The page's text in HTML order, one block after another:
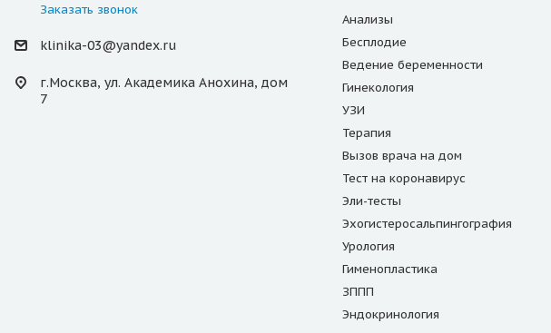
Заказать звонок
klinika-03@yandex.ru
г.Москва, ул. Академика Анохина, дом
7
Анализы
Бесплодие
Ведение беременности
Гинекология
УЗИ
Терапия
Вызов врача на дом
Тест на коронавирус
Эли-тесты
Эхогистеросальпингография
Урология
Гименопластика
ЗППП
Эндокринология